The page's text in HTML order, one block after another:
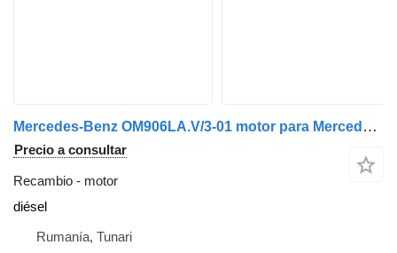
Mercedes-Benz OM906LA.V/3-01 motor para Mercedes-Benz Atego
Precio a consultar
Recambio - motor
diésel
Rumanía, Tunari